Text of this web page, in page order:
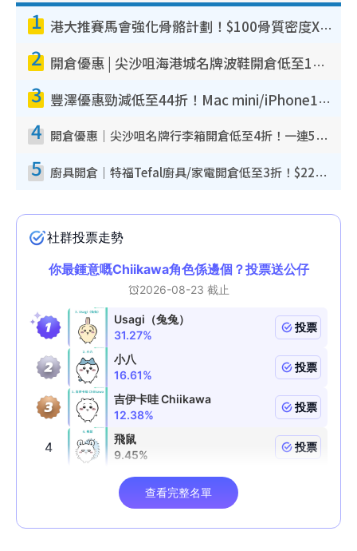
1 港大推賽馬會強化骨骼計劃！$100骨質密度X光檢查 完成免費運動訓練送超市禮券！附參加資格
2 開倉優惠 | 尖沙咀海港城名牌波鞋開倉低至1折！On鞋$899起／Joy&Peace鞋履$98起
3 豐澤優惠勁減低至44折！Mac mini/iPhone17Pro大減價！廚房家電$220起
4 開倉優惠｜尖沙咀名牌行李箱開倉低至4折！一連5日 American Tourister/ace./Hallmark $200起！
5 廚具開倉｜特福Tefal廚具/家電開倉低至3折！$220起買平底鍋/炒鑊/湯煲！電飯煲/吸塵機/燙斗$418起